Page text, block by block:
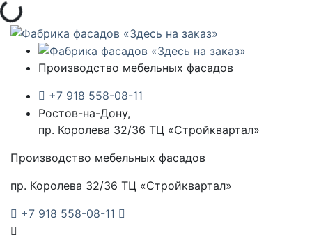
Загрузка...
Производство мебельных фасадов
+7 918 558-08-11
Ростов-на-Дону,
пр. Королева 32/36 ТЦ «Стройквартал»
Производство мебельных фасадов
пр. Королева 32/36 ТЦ «Стройквартал»
+7 918 558-08-11